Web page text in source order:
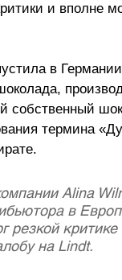
и вполне
в
собственный
термина
Alina
в
резкой критике
на Lindt.